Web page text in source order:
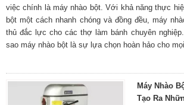
việc chính là máy nhào bột. Với khả năng thực
bột một cách nhanh chóng và đồng đều, máy
thủ đắc lực cho các thợ làm bánh chuyên
sao máy nhào bột là sự lựa chọn hoàn hảo cho
Máy Nhào
Tạo Ra